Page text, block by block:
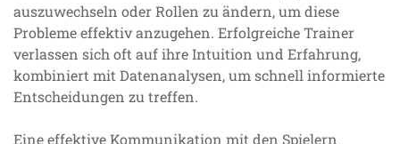
auszuwechseln oder Rollen zu ändern, um diese
Probleme effektiv anzugehen. Erfolgreiche Trainer
verlassen sich oft auf ihre Intuition und Erfahrung,
kombiniert mit Datenanalysen, um schnell informierte
Entscheidungen zu treffen.
Eine effektive Kommunikation mit den Spielern